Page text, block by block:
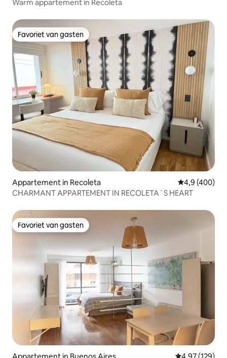
Warm appartement in Recoleta
Favoriet van gasten
Favoriet van gasten
Appartement in Recoleta Gemiddelde
4,9 (400)
CHARMANT APPARTEMENT IN RECOLETA´S HEART
Favoriet van gasten
Favoriet van gasten